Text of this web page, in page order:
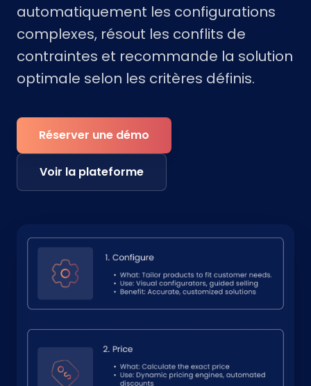
automatiquement les configurations
complexes, résout les conflits de
contraintes et recommande la solution
optimale selon les critères définis.
Réserver une démo
Voir la plateforme